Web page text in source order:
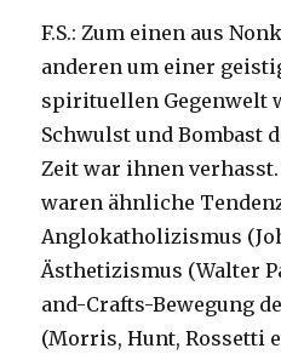
F.S.: Zum einen aus
anderen um einer
spirituellen Gegenwelt
Schwulst und Bombast
Zeit war ihnen
waren ähnliche
Anglokatholizismus
Ästhetizismus (Walter
and-Crafts-Bewegung
(Morris, Hunt, Rossetti